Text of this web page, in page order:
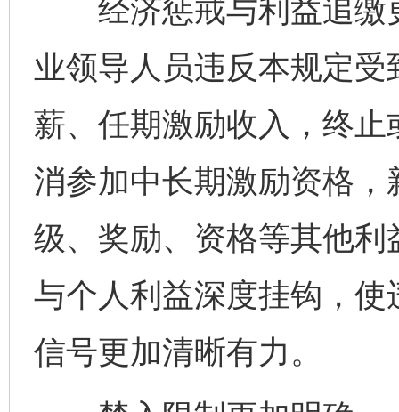
经济惩戒与利益追缴
业领导人员违反本规定
薪、任期激励收入，终
消参加中长期激励资格
级、奖励、资格等其他
与个人利益深度挂钩，
信号更加清晰有力。